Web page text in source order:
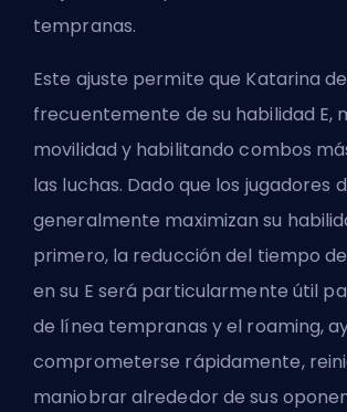
tempranas.
Este ajuste permite que Katarina
frecuentemente de su habilidad E,
movilidad y habilitando combos
las luchas. Dado que los jugadores
generalmente maximizan su
primero, la reducción del tiempo
en su E será particularmente útil
de línea tempranas y el roaming,
comprometerse rápidamente,
maniobrar alrededor de sus